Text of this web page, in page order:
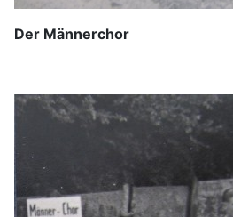
Der Männerchor